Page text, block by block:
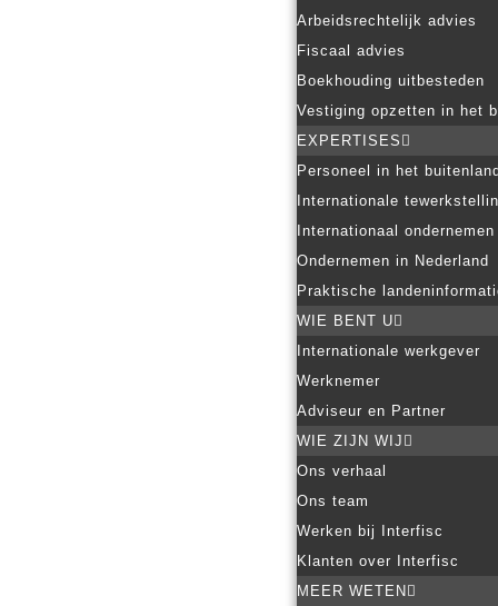
Arbeidsrechtelijk advies
Fiscaal advies
Boekhouding uitbesteden
Vestiging opzetten in het
EXPERTISES
Personeel in het buitenland
Internationale
Internationaal ondernemen
Ondernemen in Nederland
Praktische
WIE BENT U
Internationale werkgever
Werknemer
Adviseur en Partner
WIE ZIJN WIJ
Ons verhaal
Ons team
Werken bij Interfisc
Klanten over Interfisc
MEER WETEN